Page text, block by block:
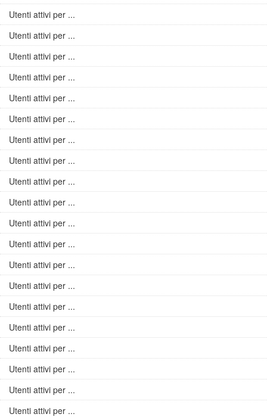
Utenti attivi per ...
Utenti attivi per ...
Utenti attivi per ...
Utenti attivi per ...
Utenti attivi per ...
Utenti attivi per ...
Utenti attivi per ...
Utenti attivi per ...
Utenti attivi per ...
Utenti attivi per ...
Utenti attivi per ...
Utenti attivi per ...
Utenti attivi per ...
Utenti attivi per ...
Utenti attivi per ...
Utenti attivi per ...
Utenti attivi per ...
Utenti attivi per ...
Utenti attivi per ...
Utenti attivi per ...